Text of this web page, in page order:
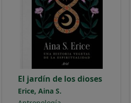
El jardín de los dioses
Erice, Aina S.